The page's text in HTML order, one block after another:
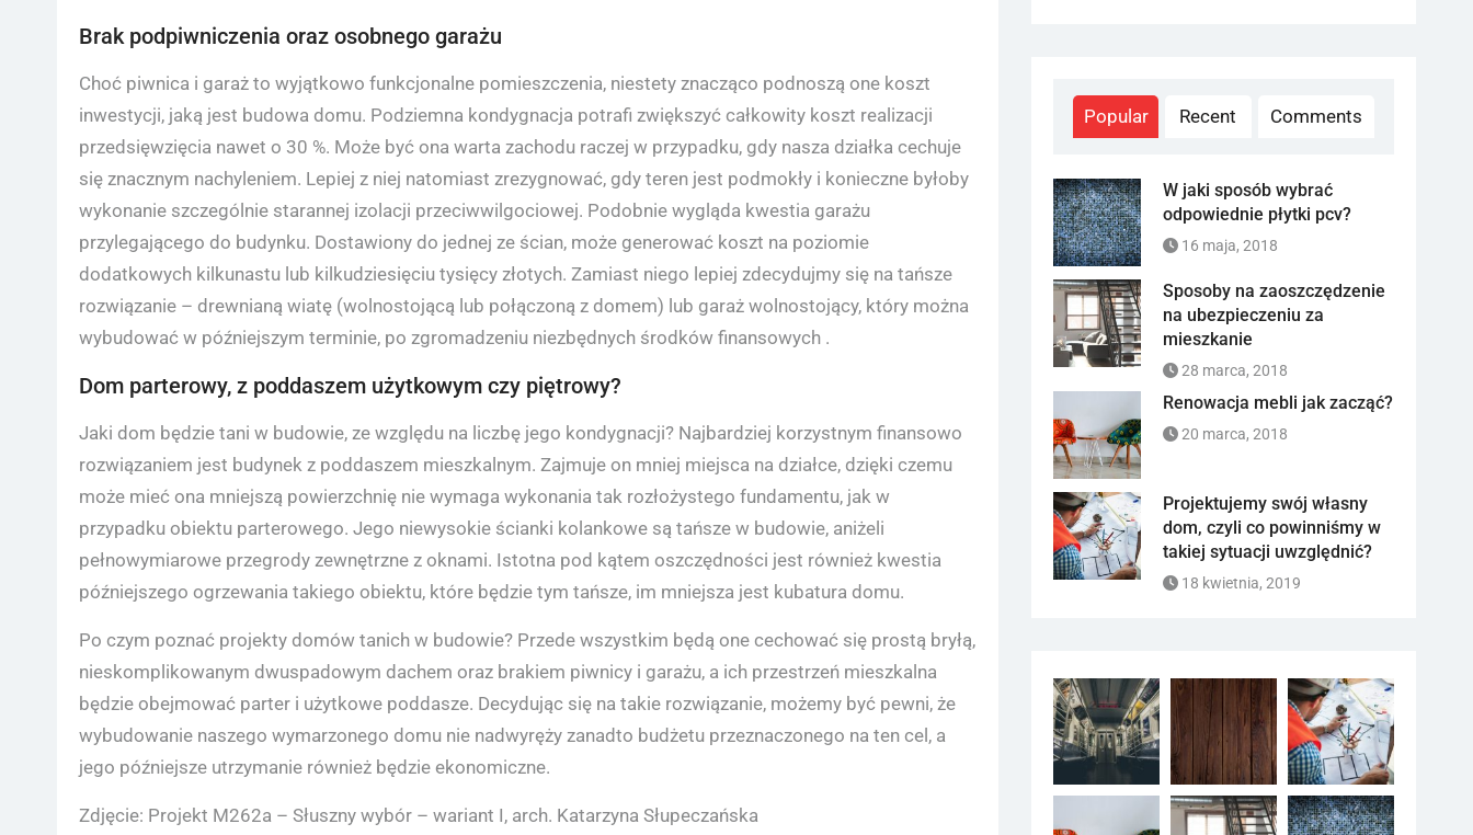
Brak podpiwniczenia oraz osobnego garażu
Choć piwnica i garaż to wyjątkowo funkcjonalne pomieszczenia, niestety znacząco podnoszą one koszt
inwestycji, jaką jest budowa domu. Podziemna kondygnacja potrafi zwiększyć całkowity koszt realizacji
przedsięwzięcia nawet o 30 %. Może być ona warta zachodu raczej w przypadku, gdy nasza działka cechuje
się znacznym nachyleniem. Lepiej z niej natomiast zrezygnować, gdy teren jest podmokły i konieczne byłoby
wykonanie szczególnie starannej izolacji przeciwwilgociowej. Podobnie wygląda kwestia garażu
przylegającego do budynku. Dostawiony do jednej ze ścian, może generować koszt na poziomie
dodatkowych kilkunastu lub kilkudziesięciu tysięcy złotych. Zamiast niego lepiej zdecydujmy się na tańsze
rozwiązanie – drewnianą wiatę (wolnostojącą lub połączoną z domem) lub garaż wolnostojący, który można
wybudować w późniejszym terminie, po zgromadzeniu niezbędnych środków finansowych .
Dom parterowy, z poddaszem użytkowym czy piętrowy?
Jaki dom będzie tani w budowie, ze względu na liczbę jego kondygnacji? Najbardziej korzystnym finansowo
rozwiązaniem jest budynek z poddaszem mieszkalnym. Zajmuje on mniej miejsca na działce, dzięki czemu
może mieć ona mniejszą powierzchnię nie wymaga wykonania tak rozłożystego fundamentu, jak w
przypadku obiektu parterowego. Jego niewysokie ścianki kolankowe są tańsze w budowie, aniżeli
pełnowymiarowe przegrody zewnętrzne z oknami. Istotna pod kątem oszczędności jest również kwestia
późniejszego ogrzewania takiego obiektu, które będzie tym tańsze, im mniejsza jest kubatura domu.
Po czym poznać projekty domów tanich w budowie? Przede wszystkim będą one cechować się prostą bryłą,
nieskomplikowanym dwuspadowym dachem oraz brakiem piwnicy i garażu, a ich przestrzeń mieszkalna
będzie obejmować parter i użytkowe poddasze. Decydując się na takie rozwiązanie, możemy być pewni, że
wybudowanie naszego wymarzonego domu nie nadwyręży zanadto budżetu przeznaczonego na ten cel, a
jego późniejsze utrzymanie również będzie ekonomiczne.
Zdjęcie: Projekt M262a – Słuszny wybór – wariant I, arch. Katarzyna Słupeczańska
Popular Recent Comments
W jaki sposób wybrać
odpowiednie płytki pcv?
16 maja, 2018
Sposoby na zaoszczędzenie
na ubezpieczeniu za
mieszkanie
28 marca, 2018
Renowacja mebli jak zacząć?
20 marca, 2018
Projektujemy swój własny
dom, czyli co powinniśmy w
takiej sytuacji uwzględnić?
18 kwietnia, 2019